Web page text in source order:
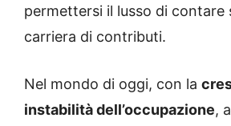
permettersi il lusso di contare
carriera di contributi.
Nel mondo di oggi, con la
instabilità dell’occupazione,